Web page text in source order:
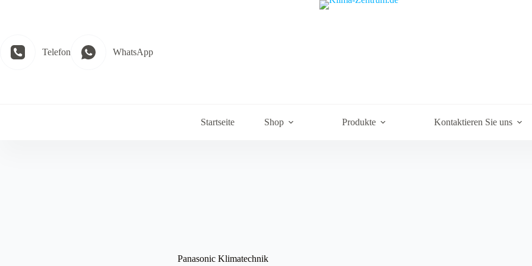
Telefon WhatsApp
Startseite Shop Produkte Kontaktieren Sie uns
Panasonic Klimatechnik